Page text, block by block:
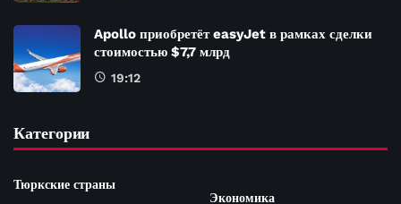
Apollo приобретёт easyJet в рамках сделки
стоимостью $7,7 млрд
19:12
Категории
Тюркские страны
Экономика